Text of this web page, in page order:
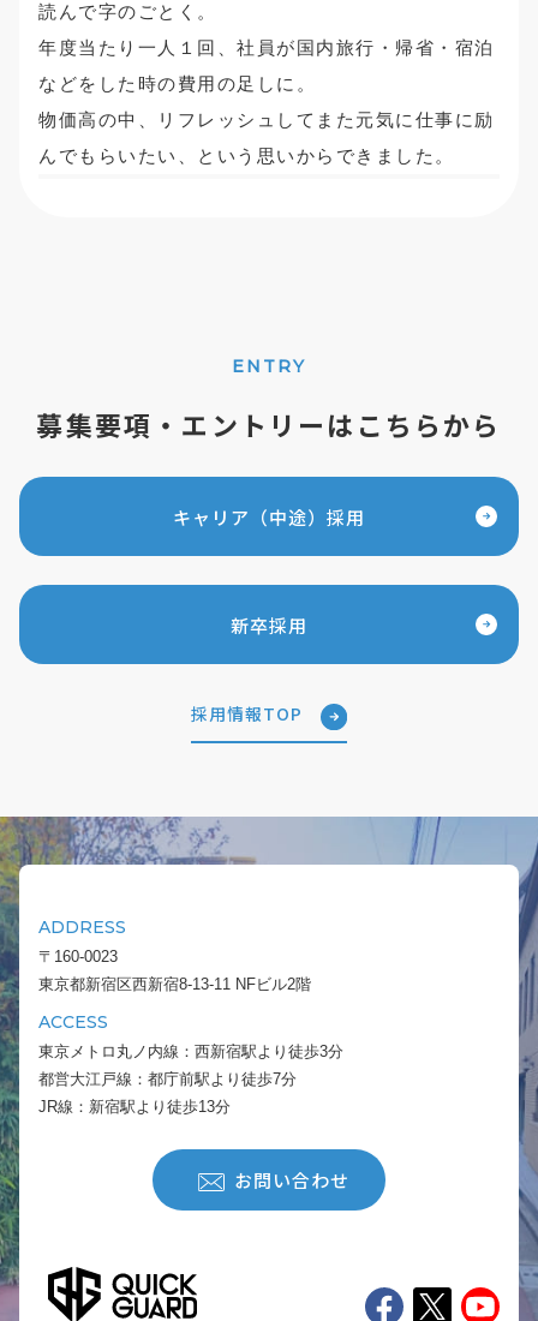
読んで字のごとく。
年度当たり一人１回、社員が国内旅行・帰省・宿泊
などをした時の費用の足しに。
物価高の中、リフレッシュしてまた元気に仕事に励
んでもらいたい、という思いからできました。
ENTRY
募集要項・エントリーはこちらから
キャリア（中途）採用
新卒採用
採用情報TOP
ADDRESS
〒160-0023
東京都新宿区西新宿8-13-11 NFビル2階
ACCESS
東京メトロ丸ノ内線：西新宿駅より徒歩3分
都営大江戸線：都庁前駅より徒歩7分
JR線：新宿駅より徒歩13分
お問い合わせ